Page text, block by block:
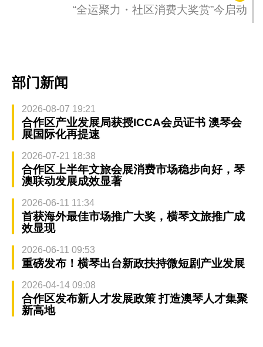
“全运聚力・社区消费大奖赏”今启动
部门新闻
2026-08-07 19:21
合作区产业发展局获授ICCA会员证书 澳琴会
展国际化再提速
2026-07-21 18:38
合作区上半年文旅会展消费市场稳步向好，琴
澳联动发展成效显著
2026-06-11 11:34
首获海外最佳市场推广大奖，横琴文旅推广成
效显现
2026-06-11 09:53
重磅发布！横琴出台新政扶持微短剧产业发展
2026-04-14 09:08
合作区发布新人才发展政策 打造澳琴人才集聚
新高地